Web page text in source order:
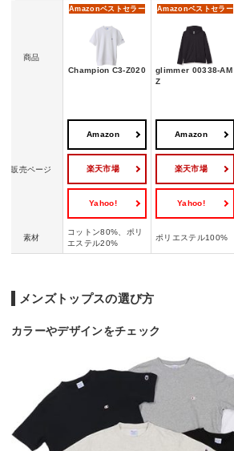
商品
Amazonベストセラー
Champion C3-Z020
Amazonベストセラー
glimmer 00338-AM
Z
販売ページ
Amazon
楽天市場
Yahoo!
Amazon
楽天市場
Yahoo!
素材
コットン80%、ポリ
エステル20%
ポリエステル100%
メンズトップスの選び方
カラーやデザインをチェック